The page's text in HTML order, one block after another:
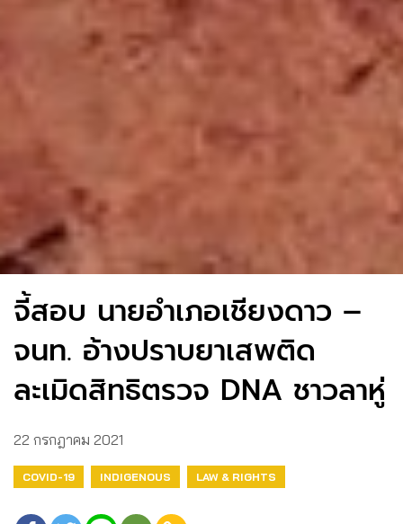
จี้สอบ นายอำเภอเชียงดาว –
จนท. อ้างปราบยาเสพติด
ละเมิดสิทธิตรวจ DNA ชาวลาหู่
22 กรกฎาคม 2021
COVID-19 INDIGENOUS LAW & RIGHTS